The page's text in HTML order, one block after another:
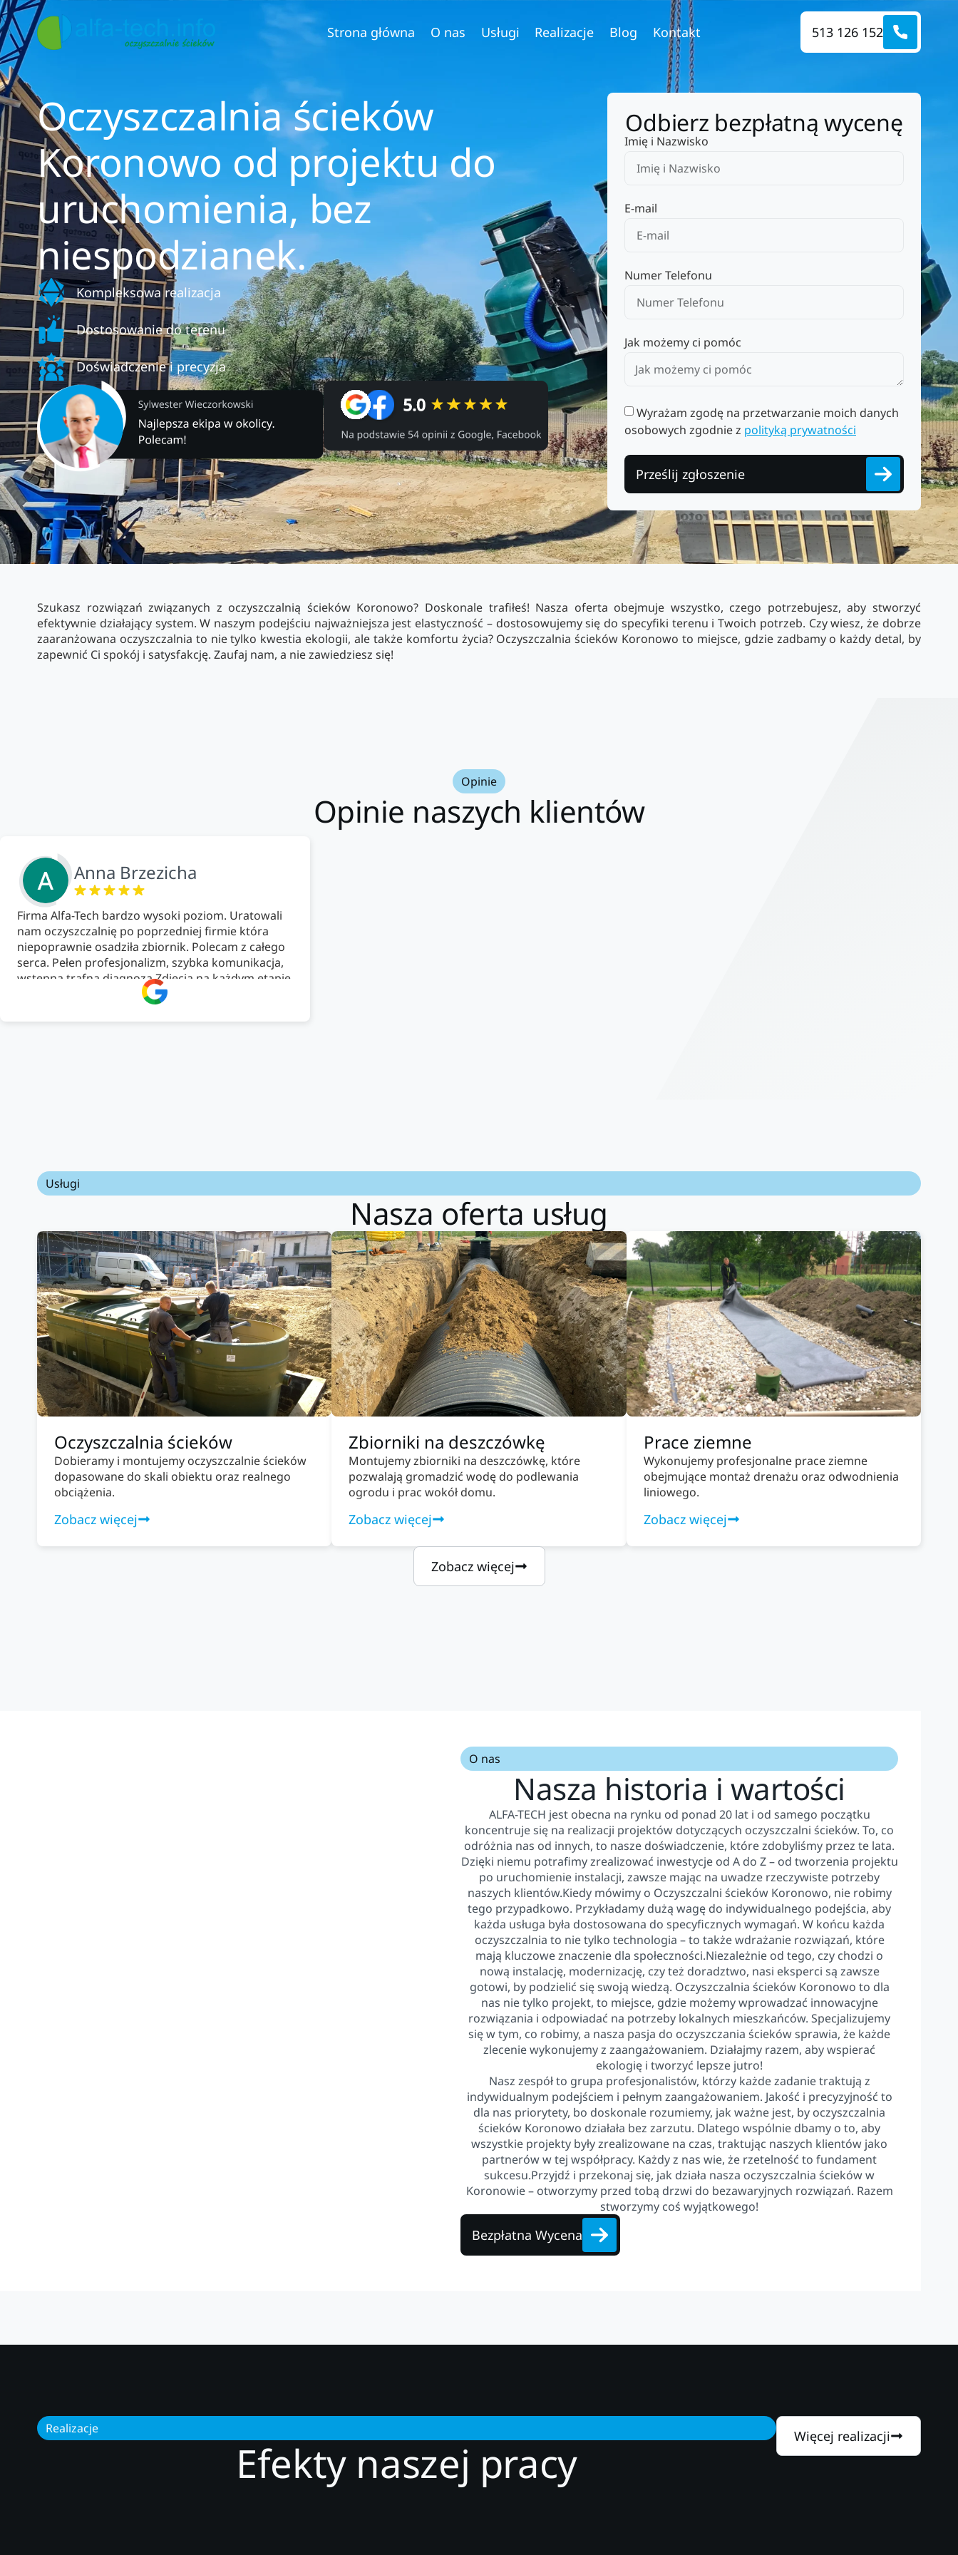
Strona główna O nas Usługi Realizacje Blog Kontakt 513 126 152
Oczyszczalnia ścieków
Koronowo od projektu do
uruchomienia, bez
niespodzianek.
Kompleksowa realizacja
Dostosowanie do terenu
Doświadczenie i precyzja
Odbierz bezpłatną wycenę
Imię i Nazwisko
E-mail
Numer Telefonu
Jak możemy ci pomóc
Wyrażam zgodę na przetwarzanie moich danych
osobowych zgodnie z polityką prywatności
Prześlij zgłoszenie
Szukasz rozwiązań związanych z oczyszczalnią ścieków Koronowo? Doskonale trafiłeś! Nasza oferta obejmuje wszystko, czego potrzebujesz, aby stworzyć
efektywnie działający system. W naszym podejściu najważniejsza jest elastyczność – dostosowujemy się do specyfiki terenu i Twoich potrzeb. Czy wiesz, że dobrze
zaaranżowana oczyszczalnia to nie tylko kwestia ekologii, ale także komfortu życia? Oczyszczalnia ścieków Koronowo to miejsce, gdzie zadbamy o każdy detal, by
zapewnić Ci spokój i satysfakcję. Zaufaj nam, a nie zawiedziesz się!
Opinie
Opinie naszych klientów
Anna Brzezicha
Firma Alfa-Tech bardzo wysoki poziom. Uratowali
nam oczyszczalnię po poprzedniej firmie która
niepoprawnie osadziła zbiornik. Polecam z całego
serca. Pełen profesjonalizm, szybka komunikacja,
wstępna trafna diagnoza.Zdjęcia na każdym etapie
pracy, pełne doradztwo.Dobrze wyszkoleni i
znający się na rzeczy. Podsumowując ekipa na
wysokim poziomie, rzetelna. Bardzo dobre
Usługi
Nasza oferta usług
Oczyszczalnia ścieków
Dobieramy i montujemy oczyszczalnie ścieków
dopasowane do skali obiektu oraz realnego
obciążenia.
Zobacz więcej
Zbiorniki na deszczówkę
Montujemy zbiorniki na deszczówkę, które
pozwalają gromadzić wodę do podlewania
ogrodu i prac wokół domu.
Zobacz więcej
Prace ziemne
Wykonujemy profesjonalne prace ziemne
obejmujące montaż drenażu oraz odwodnienia
liniowego.
Zobacz więcej
Zobacz więcej
O nas
Nasza historia i wartości
ALFA-TECH jest obecna na rynku od ponad 20 lat i od samego początku
koncentruje się na realizacji projektów dotyczących oczyszczalni ścieków. To, co
odróżnia nas od innych, to nasze doświadczenie, które zdobyliśmy przez te lata.
Dzięki niemu potrafimy zrealizować inwestycje od A do Z – od tworzenia projektu
po uruchomienie instalacji, zawsze mając na uwadze rzeczywiste potrzeby
naszych klientów.Kiedy mówimy o Oczyszczalni ścieków Koronowo, nie robimy
tego przypadkowo. Przykładamy dużą wagę do indywidualnego podejścia, aby
każda usługa była dostosowana do specyficznych wymagań. W końcu każda
oczyszczalnia to nie tylko technologia – to także wdrażanie rozwiązań, które
mają kluczowe znaczenie dla społeczności.Niezależnie od tego, czy chodzi o
nową instalację, modernizację, czy też doradztwo, nasi eksperci są zawsze
gotowi, by podzielić się swoją wiedzą. Oczyszczalnia ścieków Koronowo to dla
nas nie tylko projekt, to miejsce, gdzie możemy wprowadzać innowacyjne
rozwiązania i odpowiadać na potrzeby lokalnych mieszkańców. Specjalizujemy
się w tym, co robimy, a nasza pasja do oczyszczania ścieków sprawia, że każde
zlecenie wykonujemy z zaangażowaniem. Działajmy razem, aby wspierać
ekologię i tworzyć lepsze jutro!
Nasz zespół to grupa profesjonalistów, którzy każde zadanie traktują z
indywidualnym podejściem i pełnym zaangażowaniem. Jakość i precyzyjność to
dla nas priorytety, bo doskonale rozumiemy, jak ważne jest, by oczyszczalnia
ścieków Koronowo działała bez zarzutu. Dlatego wspólnie dbamy o to, aby
wszystkie projekty były zrealizowane na czas, traktując naszych klientów jako
partnerów w tej współpracy. Każdy z nas wie, że rzetelność to fundament
sukcesu.Przyjdź i przekonaj się, jak działa nasza oczyszczalnia ścieków w
Koronowie – otworzymy przed tobą drzwi do bezawaryjnych rozwiązań. Razem
stworzymy coś wyjątkowego!
Bezpłatna Wycena
Realizacje
Efekty naszej pracy
Więcej realizacji